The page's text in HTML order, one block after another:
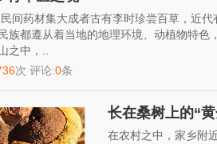
间药材集大成者古有李时珍尝百草，近
族都遵从着当地的地理环境、动植物特色
之中，..
次 评论:0条
长在桑树上的“
在农村之中，家乡附